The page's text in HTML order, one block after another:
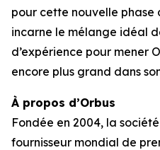
pour cette nouvelle phase
incarne le mélange idéal
d’expérience pour mener
encore plus grand dans
À propos d’Orbus
Fondée en 2004, la
fournisseur mondial de